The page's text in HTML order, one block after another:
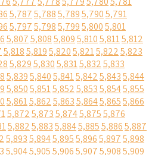
5,7875,7885,7895,7905,791
5,7975,7985,7995,8005,801
5,8075,8085,8095,8105,8115,812
5,8185,8195,8205,8215,8225,823
5,8295,8305,8315,8325,833
5,8395,8405,8415,8425,8435,844
5,8505,8515,8525,8535,8545,855
5,8615,8625,8635,8645,8655,866
5,8725,8735,8745,8755,876
5,8825,8835,8845,8855,8865,887
5,8935,8945,8955,8965,8975,898
5,9045,9055,9065,9075,9085,909